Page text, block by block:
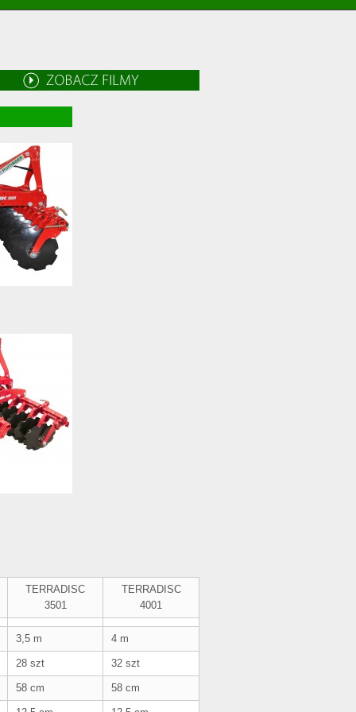
TERRADISC
3501
TERRADISC
4001
3,5 m 4 m
28 szt 32 szt
58 cm 58 cm